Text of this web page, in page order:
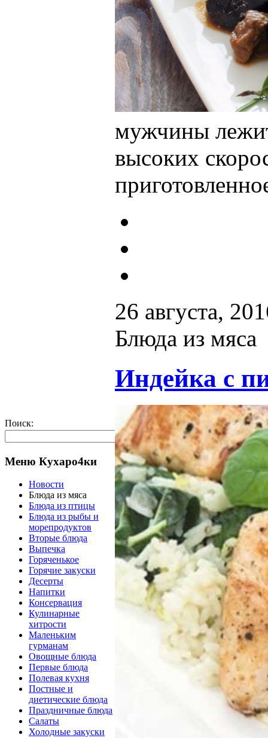
Поиск:
Меню Кухаро4ки
Новости
Блюда из мяса
Блюда из птицы
Блюда из рыбы и
морепродуктов
Вторые блюда
Выпечка
Горяченькое
Горячие закуски
Десерты
Напитки
Консервация
Кулинарные
хитрости
Маленьким
гурманам
Овощные блюда
Первые блюда
Полевая кухня
Постные и
диетические блюда
Праздничные блюда
Салаты
Холодные закуски
мужчины
высоких
26 августа,
Блюда из мяса
Индейка с